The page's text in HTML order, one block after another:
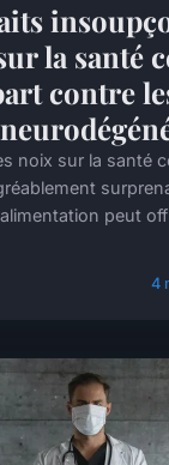
la santé
contre
noix sur la santé
peut
4